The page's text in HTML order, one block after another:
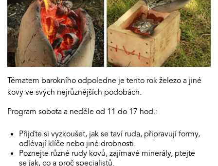
Tématem barokního odpoledne je tento rok železo a jiné
kovy ve svých nejrůznějších podobách.
Program sobota a neděle od 11 do 17 hod.:
Přijďte si vyzkoušet, jak se taví ruda, připravují formy,
odlévají klíče nebo jiné drobnosti.
Poznejte různé rudy kovů, zajímavé minerály, ptejte
se jak, co a proč specialistů.